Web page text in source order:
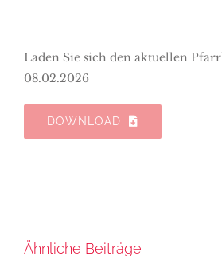
Laden Sie sich den aktuellen
08.02.2026
DOWNLOAD
Ähnliche Beiträge